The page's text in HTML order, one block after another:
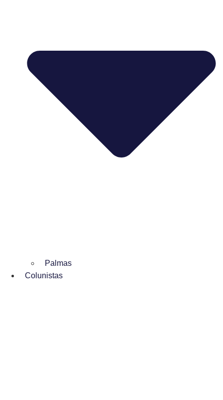
Palmas
Colunistas